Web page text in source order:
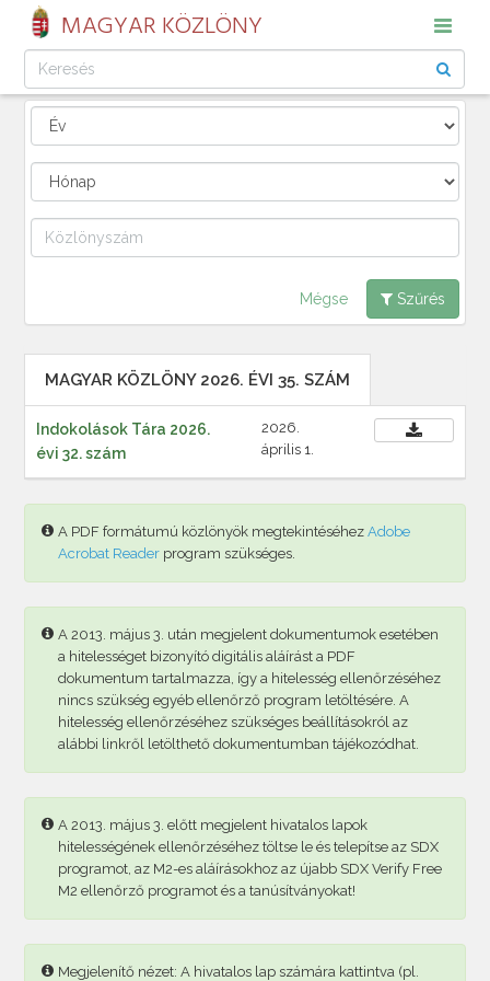
MAGYAR KÖZLÖNY
Mégse Szűrés
MAGYAR KÖZLÖNY 2026. ÉVI 35. SZÁM
Indokolások Tára 2026.
évi 32. szám
2026.
április 1.
A PDF formátumú közlönyök megtekintéséhezAdobe
Acrobat Reader program szükséges.
A 2013. május 3. után megjelent dokumentumok esetében
a hitelességet bizonyító digitális aláírást a PDF
dokumentum tartalmazza, így a hitelesség ellenőrzéséhez
nincs szükség egyéb ellenőrző program letöltésére. A
hitelesség ellenőrzéséhez szükséges beállításokról az
alábbi linkről letölthető dokumentumban tájékozódhat.
A 2013. május 3. előtt megjelent hivatalos lapok
hitelességének ellenőrzéséhez töltse le és telepítse az SDX
programot, az M2-es aláírásokhoz az újabb SDX Verify Free
M2 ellenőrző programot és a tanúsítványokat!
Megjelenítő nézet: A hivatalos lap számára kattintva (pl.